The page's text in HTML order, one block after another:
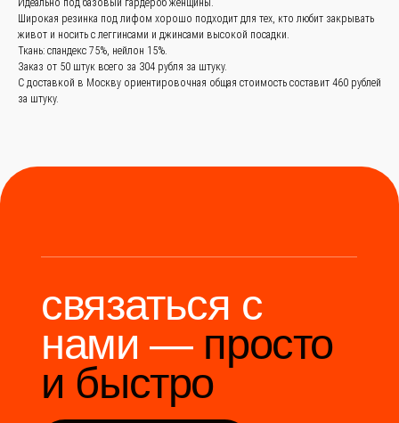
Идеально под базовый гардероб женщины.
Широкая резинка под лифом хорошо подходит для тех, кто любит закрывать
живот и носить с леггинсами и джинсами высокой посадки.
Ткань: спандекс 75%, нейлон 15%.
Заказ от 50 штук всего за 304 рубля за штуку.
С доставкой в Москву ориентировочная общая стоимость составит 460 рублей
за штуку.
86 (136) 00-08-
85-37
+